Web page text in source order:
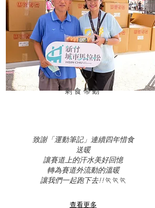
​剩食帶動
致謝「運動筆記」 連續四年惜食
送暖
讓賽道上的汗水美好回憶
轉為賽道外流動的溫暖
​讓我們一起跑下去!!🏃🏃🏃
查看更多